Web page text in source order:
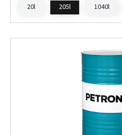
20l 205l 1040l